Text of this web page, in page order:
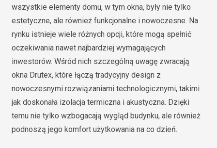
wszystkie elementy domu, w tym okna, były nie tylko
estetyczne, ale również funkcjonalne i nowoczesne. Na
rynku istnieje wiele różnych opcji, które mogą spełnić
oczekiwania nawet najbardziej wymagających
inwestorów. Wśród nich szczególną uwagę zwracają
okna Drutex, które łączą tradycyjny design z
nowoczesnymi rozwiązaniami technologicznymi, takimi
jak doskonała izolacja termiczna i akustyczna. Dzięki
temu nie tylko wzbogacają wygląd budynku, ale również
podnoszą jego komfort użytkowania na co dzień.